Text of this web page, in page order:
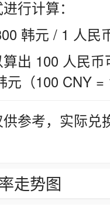
行计算：
韩元 / 1 人民
出 100 人民
元（100 CNY =
参考，实际
走势图